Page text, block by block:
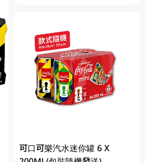
可口可樂汽水迷你罐 6 X